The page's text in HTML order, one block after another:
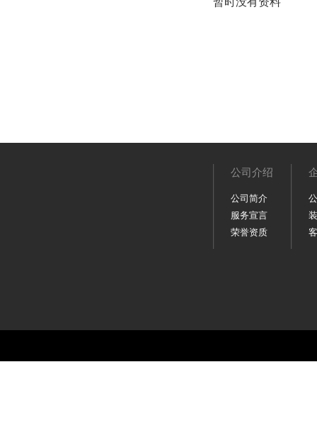
公司介绍
公司简介
服务宣言
荣誉资质